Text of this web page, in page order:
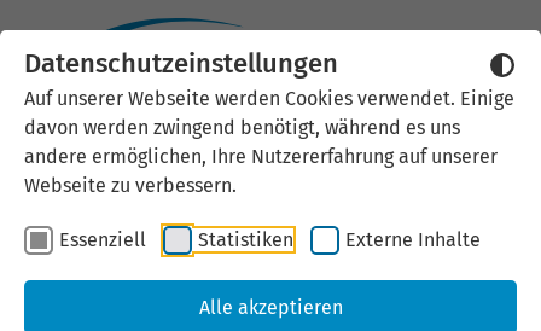
Datenschutzeinstellungen
Auf unserer Webseite werden Cookies verwendet. Einige
davon werden zwingend benötigt, während es uns
andere ermöglichen, Ihre Nutzererfahrung auf unserer
Webseite zu verbessern.
Essenziell Statistiken Externe Inhalte
Alle akzeptieren
Externen Inhalt laden
Wir verwenden auf unserer
Website externe Inhalte, um Ihnen
zusätzliche Informationen
anzubieten. Einige externe Inhalte
(z.B. Google Maps, Youtube)
können persönliche Daten (z.B. IP-